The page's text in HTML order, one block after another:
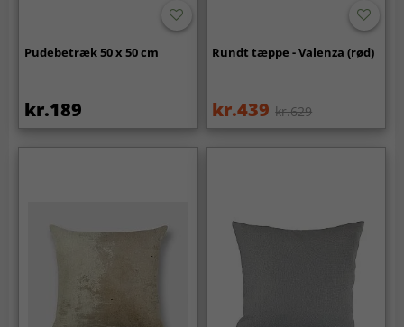
Pudebetræk 50 x 50 cm
kr.189
Rundt tæppe - Valenza (rød)
kr.439 kr.629